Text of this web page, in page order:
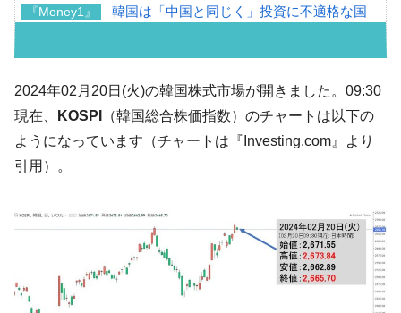
『Money1』
韓国は「中国と同じく」投資に不適格な国
『Money1』
『韓国銀行』が「金の保有量を増やしま
す」⇒「金を経由するドル入手」手段ではないのか？
『Money1』
韓国･外為取引量「1日当たり1,214.4億ド
『Money1』
い「50.5％」に上昇
た ⇒ 国家が行った恐るべき株価操作であり、空前の国政壟
『Money1』
韓国･警察職員が「丸刈りになって抗議活
動」
2024年02月20日(火)の韓国株式市場が開きました。09:30
現在、
KOSPI
（韓国総合株価指数）のチャートは以下の
ようになっています（チャートは『Investing.com』より
引用）。